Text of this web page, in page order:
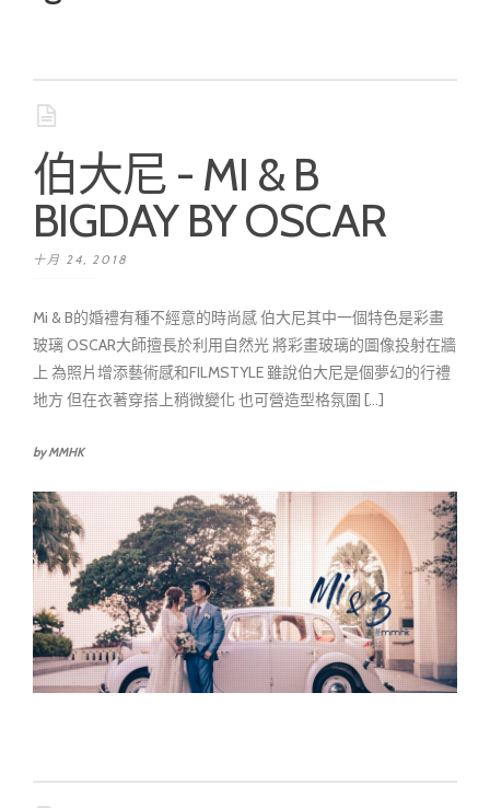
伯大尼 - MI & B
BIGDAY BY OSCAR
十月 24, 2018
Mi & B的婚禮有種不經意的時尚感 伯大尼其中一個特色是彩畫
玻璃 OSCAR大師擅長於利用自然光 將彩畫玻璃的圖像投射在牆
上 為照片增添藝術感和FILMSTYLE 雖說伯大尼是個夢幻的行禮
地方 但在衣著穿搭上稍微變化 也可營造型格氛圍 [...]
by MMHK